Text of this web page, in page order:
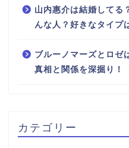
山内惠介は結婚してる
んな人？好きなタイプ
ブルーノマーズとロゼ
真相と関係を深掘り！
カテゴリー